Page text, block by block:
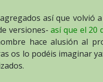
así que volvió
versiones-así que el 20
hace alusión al
os lo podéis imaginar ya: